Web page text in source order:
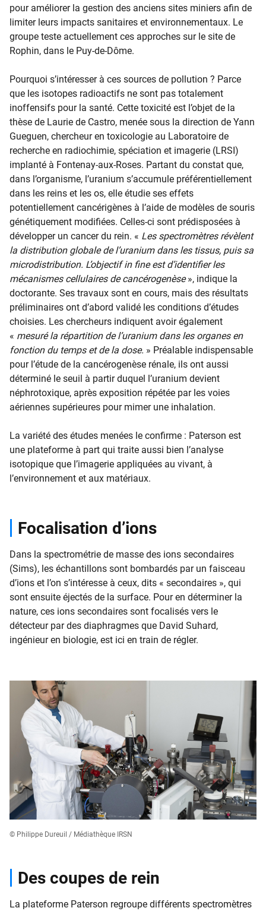
pour améliorer la gestion des anciens sites miniers afin de
limiter leurs impacts sanitaires et environnementaux. Le
groupe teste actuellement ces approches sur le site de
Rophin, dans le Puy-de-Dôme.
Pourquoi s’intéresser à ces sources de pollution ? Parce
que les isotopes radioactifs ne sont pas totalement
inoffensifs pour la santé. Cette toxicité est l’objet de la
thèse de Laurie de Castro, menée sous la direction de Yann
Gueguen, chercheur en toxicologie au Laboratoire de
recherche en radiochimie, spéciation et imagerie (LRSI)
implanté à Fontenay-aux-Roses. Partant du constat que,
dans l’organisme, l’uranium s’accumule préférentiellement
dans les reins et les os, elle étudie ses effets
potentiellement cancérigènes à l’aide de modèles de souris
génétiquement modifiées. Celles-ci sont prédisposées à
développer un cancer du rein. « Les spectromètres révèlent
la distribution globale de l’uranium dans les tissus, puis sa
microdistribution. L’objectif in fine est d’identifier les
mécanismes cellulaires de cancérogenèse», indique la
doctorante. Ses travaux sont en cours, mais des résultats
préliminaires ont d’abord validé les conditions d’études
choisies. Les chercheurs indiquent avoir également
« mesuré la répartition de l’uranium dans les organes en
fonction du temps et de la dose. » Préalable indispensable
pour l’étude de la cancérogenèse rénale, ils ont aussi
déterminé le seuil à partir duquel l’uranium devient
néphrotoxique, après exposition répétée par les voies
aériennes supérieures pour mimer une inhalation.
La variété des études menées le confirme : Paterson est
une plateforme à part qui traite aussi bien l’analyse
isotopique que l’imagerie appliquées au vivant, à
l’environnement et aux matériaux.
Focalisation d’ions
Dans la spectrométrie de masse des ions secondaires
(Sims), les échantillons sont bombardés par un faisceau
d’ions et l’on s’intéresse à ceux, dits « secondaires », qui
sont ensuite éjectés de la surface. Pour en déterminer la
nature, ces ions secondaires sont focalisés vers le
détecteur par des diaphragmes que David Suhard,
ingénieur en biologie, est ici en train de régler.
© Philippe Dureuil / Médiathèque IRSN
Des coupes de rein
La plateforme Paterson regroupe différents spectromètres